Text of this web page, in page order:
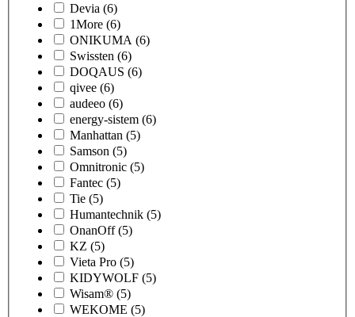
Devia (6)
1More (6)
ONIKUMA (6)
Swissten (6)
DOQAUS (6)
qivee (6)
audeeo (6)
energy-sistem (6)
Manhattan (5)
Samson (5)
Omnitronic (5)
Fantec (5)
Tie (5)
Humantechnik (5)
OnanOff (5)
KZ (5)
Vieta Pro (5)
KIDYWOLF (5)
Wisam® (5)
WEKOME (5)